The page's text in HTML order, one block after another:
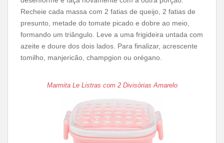
Recheie cada massa com 2 fatias de queijo, 2 fatias de
presunto, metade do tomate picado e dobre ao meio,
formando um triângulo. Leve a uma frigideira untada com
azeite e doure dos dois lados. Para finalizar, acrescente
tomilho, manjericão, champgion ou orégano.
Marmita Le Listras com 2 Divisórias Amarelo